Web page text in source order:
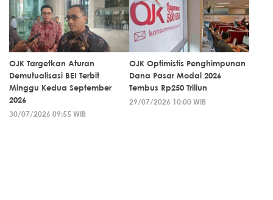
OJK Targetkan Aturan
Demutualisasi BEI Terbit
Minggu Kedua September
2026
30/07/2026 09:55 WIB
OJK Optimistis Penghimpunan
Dana Pasar Modal 2026
Tembus Rp250 Triliun
29/07/2026 10:00 WIB